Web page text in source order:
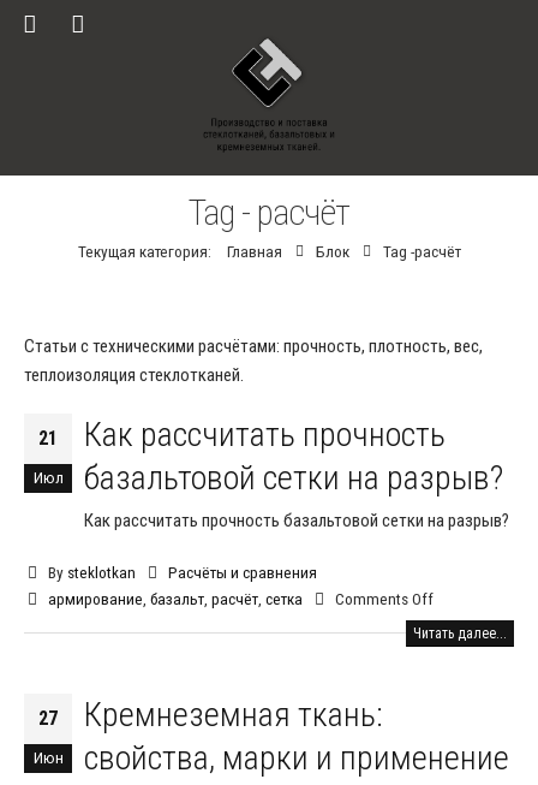
Tag - расчёт
Текущая категория: Главная Блок Tag -расчёт
Статьи с техническими расчётами: прочность, плотность, вес,
теплоизоляция стеклотканей.
21
Июл
Как рассчитать прочность
базальтовой сетки на разрыв?
Как рассчитать прочность базальтовой сетки на разрыв?
By steklotkan
Расчёты и сравнения
армирование базальт, расчёт, сетка Comments Off
Читать далее...
27
Июн
Кремнеземная ткань:
свойства, марки и применение